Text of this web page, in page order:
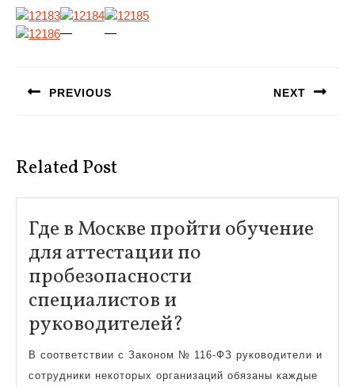
— —
записям
PREVIOUS NEXT
Related Post
Где в Москве пройти обучение
для аттестации по
пробезопасности
специалистов и
руководителей?
в
Москве
В соответствии с Законом № 116-ФЗ руководители и
сотрудники некоторых организаций обязаны каждые